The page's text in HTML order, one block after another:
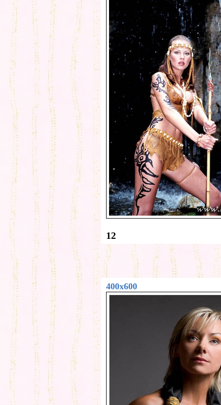
12
400x600